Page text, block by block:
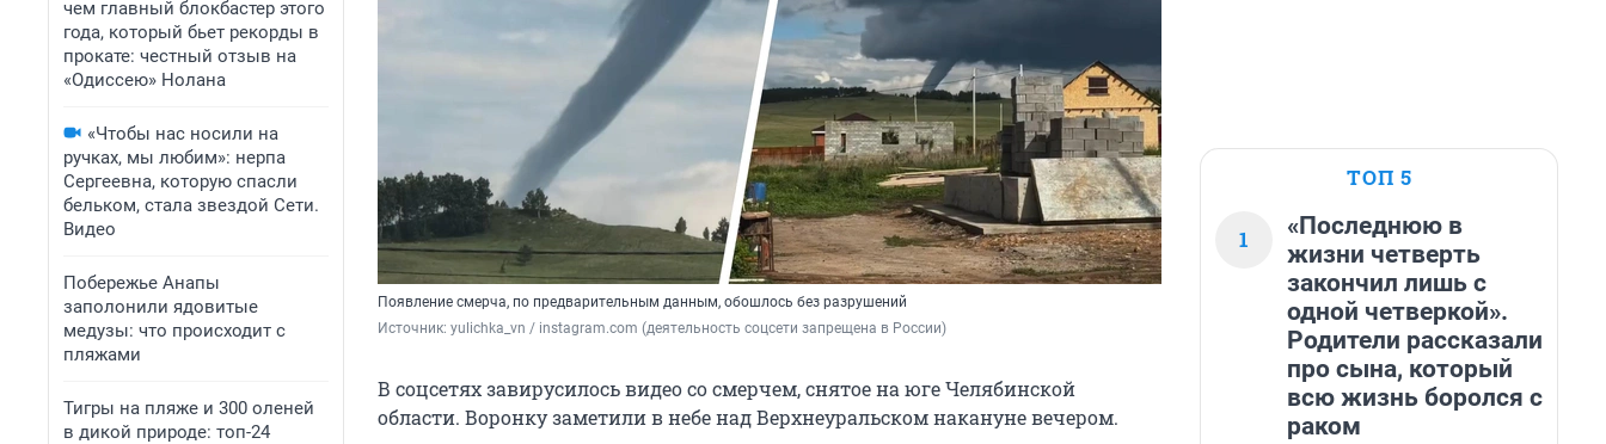
чем главный блокбастер этого
года, который бьет рекорды в
прокате: честный отзыв на
«Одиссею» Нолана
«Чтобы нас носили на
ручках, мы любим»: нерпа
Сергеевна, которую спасли
бельком, стала звездой Сети.
Видео
Побережье Анапы
заполонили ядовитые
медузы: что происходит с
пляжами
Тигры на пляже и 300 оленей
в дикой природе: топ-24
Появление смерча, по предварительным данным, обошлось без разрушений
Источник: yulichka_vn / instagram.com (деятельность соцсети запрещена в России)
В соцсетях завирусилось видео со смерчем, снятое на юге Челябинской
области. Воронку заметили в небе над Верхнеуральском накануне вечером.
ТОП 5
1
«Последнюю в
жизни четверть
закончил лишь с
одной четверкой».
Родители рассказали
про сына, который
всю жизнь боролся с
раком